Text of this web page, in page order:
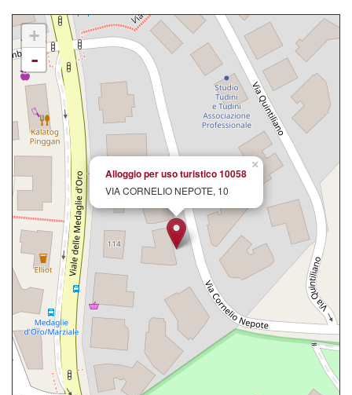
×
Alloggio per uso turistico 10058
VIA CORNELIO NEPOTE, 10
+
-